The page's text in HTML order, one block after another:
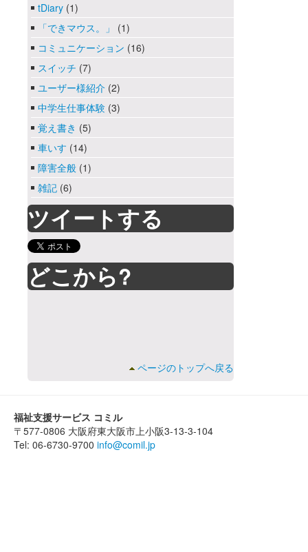
tDiary (1)
「できマウス。」
(1)
コミュニケーション (16)
スイッチ (7)
ユーザー様紹介 (2)
中学生仕事体験 (3)
覚え書き (5)
車いす (14)
障害全般 (1)
雑記 (6)
ツイートする
どこから?
ページのトップへ戻る
福祉支援サービス コミル
〒577-0806 大阪府東大阪市上小阪3-13-3-104
Tel: 06-6730-9700 info@comil.jp